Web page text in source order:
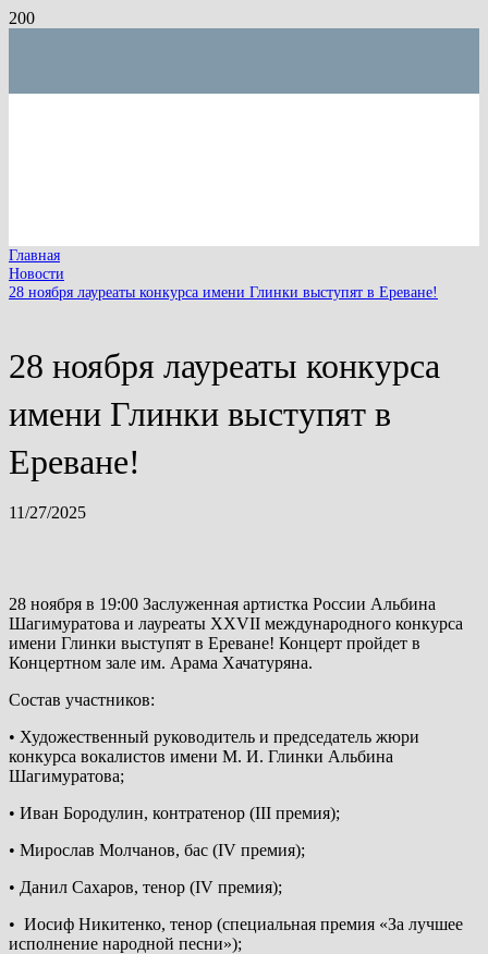
Главная
Новости
28 ноября лауреаты конкурса имени Глинки выступят в Ереване!
28 ноября лауреаты конкурса
имени Глинки выступят в
Ереване!
11/27/2025
28 ноября в 19:00 Заслуженная артистка России Альбина
Шагимуратова и лауреаты XXVII международного конкурса
имени Глинки выступят в Ереване! Концерт пройдет в
Концертном зале им. Арама Хачатуряна.
Состав участников:
• Художественный руководитель и председатель жюри
конкурса вокалистов имени М. И. Глинки Альбина
Шагимуратова;
• Иван Бородулин, контратенор (III премия);
• Мирослав Молчанов, бас (IV премия);
• Данил Сахаров, тенор (IV премия);
• Иосиф Никитенко, тенор (специальная премия «За лучшее
исполнение народной песни»);